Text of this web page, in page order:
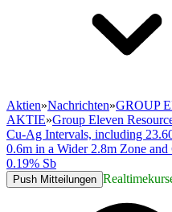
Aktien»Nachrichten»GROUP
AKTIE»Group Eleven
Cu-Ag Intervals, including
0.6m in a Wider 2.8m Zone
0.19% Sb
Push Mitteilungen